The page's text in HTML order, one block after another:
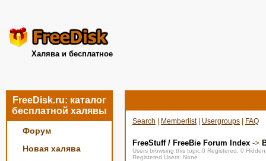
Халява и бесплатное
FreeDisk.ru: каталог
бесплатной халявы
Форум
Новая халява
Search Memberlist| Usergroups FAQ
FreeStuff / FreeBie Forum Index ->
Users browsing this topic:0 Registered, 0
Registered Users: None